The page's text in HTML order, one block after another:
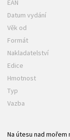
EAN
Datum vydání
Věk od
Formát
Nakladatelství
Edice
Hmotnost
Typ
Vazba
Na útesu nad